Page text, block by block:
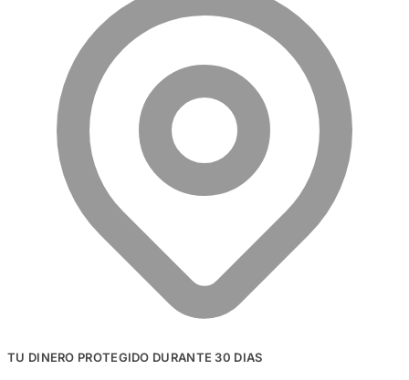
TU DINERO PROTEGIDO DURANTE 30 DIAS